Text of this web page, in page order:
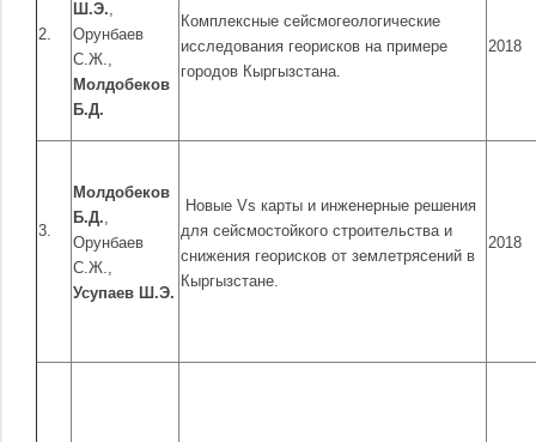
2.
Ш.Э.,
Орунбаев
С.Ж.,
Молдобеков
Б.Д.
Комплексные сейсмогеологические
исследования георисков на примере
городов Кыргызстана.
2018
3.
Молдобеков
Б.Д.,
Орунбаев
С.Ж.,
Усупаев Ш.Э.
Новые Vs карты и инженерные решения
для сейсмостойкого строительства и
снижения георисков от землетрясений в
Кыргызстане.
2018